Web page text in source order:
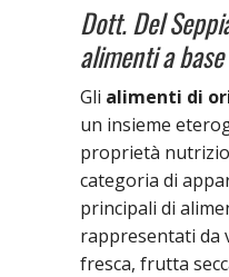
Dott. Del
alimenti a
Gli alimenti di
un insieme
proprietà
categoria di
principali di
rappresentati da
fresca, frutta